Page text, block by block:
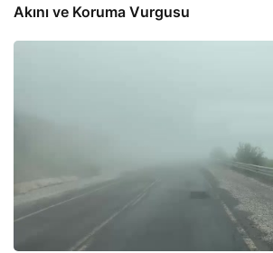
Akını ve Koruma Vurgusu